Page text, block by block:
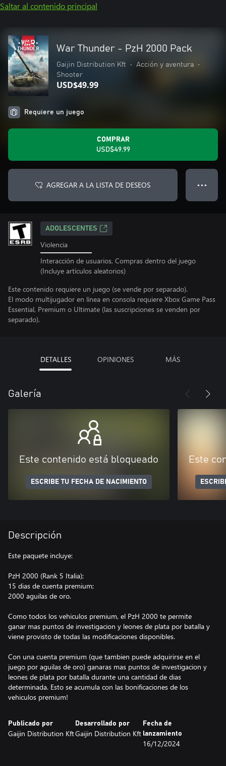
Saltar al contenido principal
War Thunder - PzH 2000 Pack
Gaijin Distribution Kft • Acción y aventura
•
Shooter
USD$49.99
Requiere un juego
COMPRAR
USD$49.99
AGREGAR A LA LISTA DE DESEOS ● ● ●
ADOLESCENTES
Violencia
Interacción de usuarios, Compras dentro del juego
(Incluye artículos aleatorios)
Este contenido requiere un juego (se vende por separado).
El modo multijugador en línea en consola requiere Xbox Game Pass
Essential, Premium o Ultimate (las suscripciones se venden por
separado).
DETALLES OPINIONES MÁS
Galería
Este contenido está bloqueado
ESCRIBE TU FECHA DE NACIMIENTO
Este
Descripción
Este paquete incluye:
PzH 2000 (Rank 5 Italia);
15 dias de cuenta premium;
2000 aguilas de oro.
Como todos los vehiculos premium, el PzH 2000 te permite
ganar mas puntos de investigacion y leones de plata por batalla y
viene provisto de todas las modificaciones disponibles.
Con una cuenta premium (que tambien puede adquirirse en el
juego por aguilas de oro) ganaras mas puntos de investigacion y
leones de plata por batalla durante una cantidad de dias
determinada. Esto se acumula con las bonificaciones de los
vehiculos premium!
Publicado por
Gaijin Distribution Kft
Desarrollado por
Gaijin Distribution Kft
Fecha de
lanzamiento
16/12/2024